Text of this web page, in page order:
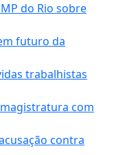
do Rio sobre
futuro da
trabalhistas
com
contra